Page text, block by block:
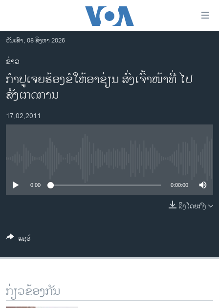
ເຂົ້າ
ຫາ
ຂ້າມ
ຂ້າມ
ຂ້າມ
ໄປ
ຫາ
ຊອກ
ອາເມຣິກາ
ການເລືອກຕັ້ງ ປະທານາທີບໍດີ ສະຫະລັດ 2024
ຂ່າວ​ຈີນ
ຊີວິດຊາວລາວ
ທຸລະກິດ
ພາສາອັງກິດ
ສຽງ
ວັນເສົາ, 08 ສິງຫາ 2026
ຂ່າວ
ກໍາປູເຈຍຮ້ອງຂໍໃຫ້ອາຊ່ຽນ ສົ່ງເຈົ້າໜ້າທີ່ ໄປ
ສັງເກດການ
17,02,2011
0:00 0:00:00
ລິງໂດຍກົງ
ແຊຣ໌
ກ່ຽວຂ້ອງກັນ